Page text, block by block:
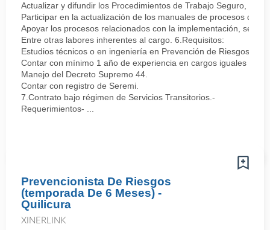
Actualizar y difundir los Procedimientos de Trabajo Seguro, la
Participar en la actualización de los manuales de procesos de
Apoyar los procesos relacionados con la implementación,
Entre otras labores inherentes al cargo. 6.Requisitos:
Estudios técnicos o en ingeniería en Prevención de Riesgos.
Contar con mínimo 1 año de experiencia en cargos iguales o
Manejo del Decreto Supremo 44.
Contar con registro de Seremi.
7.Contrato bajo régimen de Servicios Transitorios.-
Requerimientos- ...
Prevencionista De Riesgos
(temporada De 6 Meses) -
Quilicura
XINERLINK